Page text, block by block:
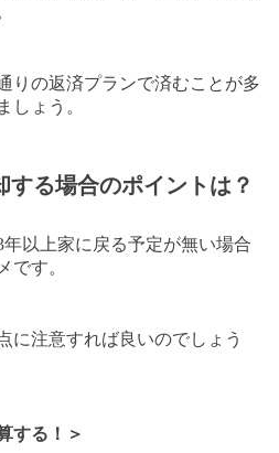
りの返済プランで済むことが多
しょう。
する場合のポイントは？
年以上家に戻る予定が無い場合
です。
に注意すれば良いのでしょう
する！＞